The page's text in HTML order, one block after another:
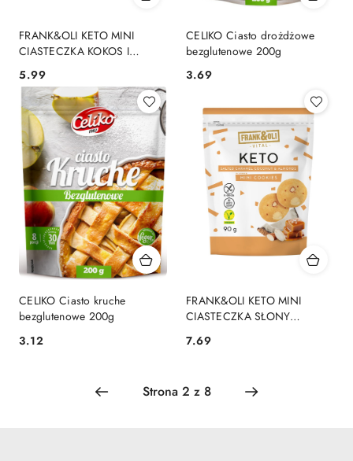
FRANK&OLI KETO MINI
CIASTECZKA KOKOS I
Cena:
5.99
CELIKO Ciasto drożdżowe
bezglutenowe 200g
Cena:
3.69
CELIKO Ciasto kruche
bezglutenowe 200g
Cena:
3.12
FRANK&OLI KETO MINI
CIASTECZKA SŁONY
90G
Cena:
7.69